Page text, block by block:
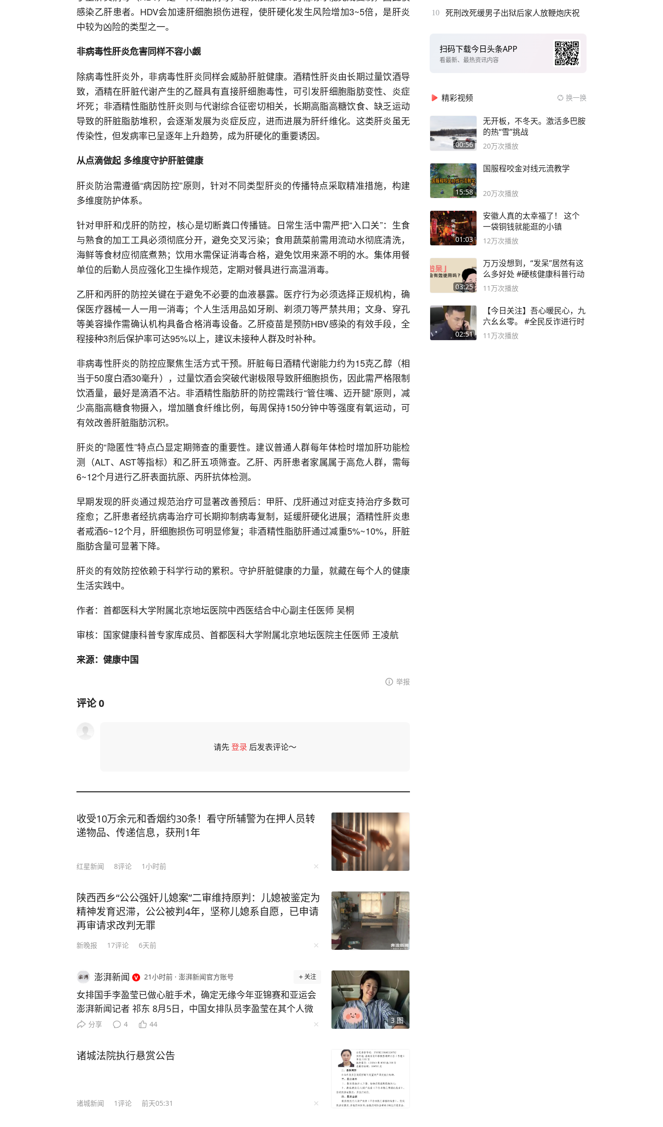
感染乙肝患者。HDV会加速肝细胞损伤进程，使肝硬化发生风险增加3~5倍，是肝炎
中较为凶险的类型之一。
非病毒性肝炎危害同样不容小觑
除病毒性肝炎外，非病毒性肝炎同样会威胁肝脏健康。酒精性肝炎由长期过量饮酒导
致，酒精在肝脏代谢产生的乙醛具有直接肝细胞毒性，可引发肝细胞脂肪变性、炎症
坏死；非酒精性脂肪性肝炎则与代谢综合征密切相关，长期高脂高糖饮食、缺乏运动
导致的肝脏脂肪堆积，会逐渐发展为炎症反应，进而进展为肝纤维化。这类肝炎虽无
传染性，但发病率已呈逐年上升趋势，成为肝硬化的重要诱因。
从点滴做起 多维度守护肝脏健康
肝炎防治需遵循“病因防控”原则，针对不同类型肝炎的传播特点采取精准措施，构建
多维度防护体系。
针对甲肝和戊肝的防控，核心是切断粪口传播链。日常生活中需严把“入口关”：生食
与熟食的加工工具必须彻底分开，避免交叉污染；食用蔬菜前需用流动水彻底清洗，
海鲜等食材应彻底煮熟；饮用水需保证消毒合格，避免饮用来源不明的水。集体用餐
单位的后勤人员应强化卫生操作规范，定期对餐具进行高温消毒。
乙肝和丙肝的防控关键在于避免不必要的血液暴露。医疗行为必须选择正规机构，确
保医疗器械一人一用一消毒；个人生活用品如牙刷、剃须刀等严禁共用；文身、穿孔
等美容操作需确认机构具备合格消毒设备。乙肝疫苗是预防HBV感染的有效手段，全
程接种3剂后保护率可达95%以上，建议未接种人群及时补种。
非病毒性肝炎的防控应聚焦生活方式干预。肝脏每日酒精代谢能力约为15克乙醇（相
当于50度白酒30毫升），过量饮酒会突破代谢极限导致肝细胞损伤，因此需严格限制
饮酒量，最好是滴酒不沾。非酒精性脂肪肝的防控需践行“管住嘴、迈开腿”原则，减
少高脂高糖食物摄入，增加膳食纤维比例，每周保持150分钟中等强度有氧运动，可
有效改善肝脏脂肪沉积。
肝炎的“隐匿性”特点凸显定期筛查的重要性。建议普通人群每年体检时增加肝功能检
测（ALT、AST等指标）和乙肝五项筛查。乙肝、丙肝患者家属属于高危人群，需每
6~12个月进行乙肝表面抗原、丙肝抗体检测。
早期发现的肝炎通过规范治疗可显著改善预后：甲肝、戊肝通过对症支持治疗多数可
痊愈；乙肝患者经抗病毒治疗可长期抑制病毒复制，延缓肝硬化进展；酒精性肝炎患
者戒酒6~12个月，肝细胞损伤可明显修复；非酒精性脂肪肝通过减重5%~10%，肝脏
脂肪含量可显著下降。
肝炎的有效防控依赖于科学行动的累积。守护肝脏健康的力量，就藏在每个人的健康
生活实践中。
作者：首都医科大学附属北京地坛医院中西医结合中心副主任医师 吴桐
审核：国家健康科普专家库成员、首都医科大学附属北京地坛医院主任医师 王凌航
来源：健康中国
举报
评论0
请先登录 后发表评论～
收受10万余元和香烟约30条！看守所辅警为在押人员转
递物品、传递信息，获刑1年
红星新闻 8评论 1小时前
陕西西乡“公公强奸儿媳案”二审维持原判：儿媳被鉴定为
精神发育迟滞，公公被判4年，坚称儿媳系自愿，已申请
再审请求改判无罪
新晚报 17评论 6天前
3 图
澎湃新闻 21小时前 · 澎湃新闻官方账号 关注
女排国手李盈莹已做心脏手术，确定无缘今年亚锦赛和亚运会
澎湃新闻记者 祁东 8月5日，中国女排队员李盈莹在其个人微
博“@能量小瑩瑩”上发文称，自己已做了心脏手术，经评估确定
况，需要进行手术，手术做的很成功，现在已经出院回家休
养。经过综合评估，确定无缘本届亚锦赛与亚运会。心中满是
也期待痊愈之后，再次踏上熟悉的赛场。” 4月29日，中国国家
分享 4 44
诸城法院执行悬赏公告
诸城新闻 1评论 前天05:31
10 死刑改死缓男子出狱后家人放鞭炮庆祝
扫码下载今日头条APP
看最新、最热资讯内容
精彩视频 换一换
00:56
无开板，不冬天。激活多巴胺
的热“雪”挑战
20万次播放
15:58
国服程咬金对线元流教学
20万次播放
01:03
安徽人真的太幸福了！ 这个
一袋铜钱就能逛的小镇
12万次播放
03:25
万万没想到，“发呆”居然有这
么多好处 #硬核健康科普行动
11万次播放
02:51
【今日关注】吾心暖民心，九
六幺幺零。 #全民反诈进行时
11万次播放